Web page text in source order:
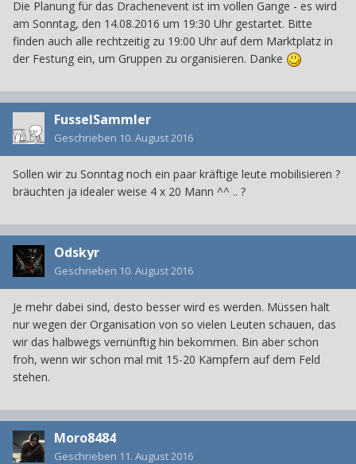
Die Planung für das Drachenevent ist im vollen Gange - es wird
am Sonntag, den 14.08.2016 um 19:30 Uhr gestartet. Bitte
finden auch alle rechtzeitig zu 19:00 Uhr auf dem Marktplatz in
der Festung ein, um Gruppen zu organisieren. Danke
FusselSammler
Geschrieben 10. August 2016
Sollen wir zu Sonntag noch ein paar kräftige leute mobilisieren ?
bräuchten ja idealer weise 4 x 20 Mann ^^ .. ?
Odskyr
Geschrieben 10. August 2016
Je mehr dabei sind, desto besser wird es werden. Müssen halt
nur wegen der Organisation von so vielen Leuten schauen, das
wir das halbwegs vernünftig hin bekommen. Bin aber schon
froh, wenn wir schon mal mit 15-20 Kämpfern auf dem Feld
stehen.
Moro8484
Geschrieben 11. August 2016